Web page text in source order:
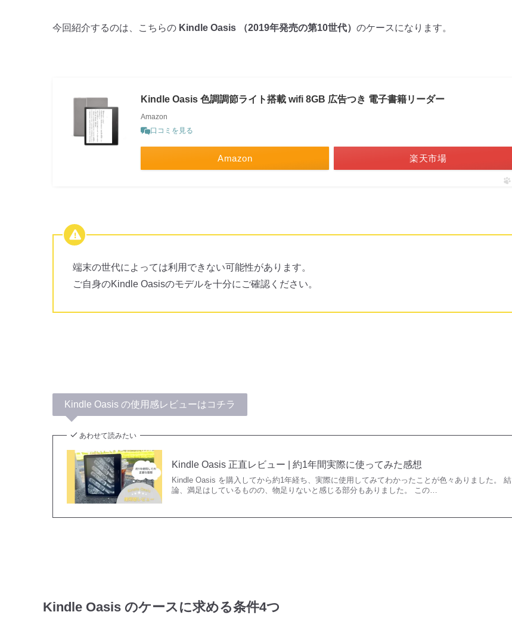
今回紹介するのは、こちらの Kindle Oasis （2019年発売の第10世代） のケースになります。
Kindle Oasis 色調調節ライト搭載 wifi 8GB 広告つき 電子書籍リーダー
Amazon
口コミを見る
Amazon 楽天市場
端末の世代によっては利用できない可能性があります。
ご自身のKindle Oasisのモデルを十分にご確認ください。
Kindle Oasis の使用感レビューはコチラ
あわせて読みたい
Kindle Oasis 正直レビュー | 約1年間実際に使ってみた感想
Kindle Oasis を購入してから約1年経ち、実際に使用してみてわかったことが色々ありました。 結
論、満足はしているものの、物足りないと感じる部分もありました。 この…
Kindle Oasis のケースに求める条件4つ